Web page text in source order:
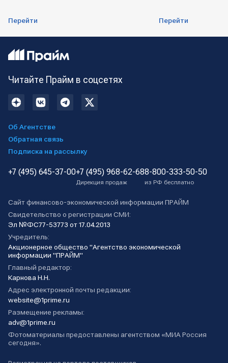
Перейти Перейти
Читайте Прайм в соцсетях
Об Агентстве
Обратная связь
Подписка на рассылку
+7 (495) 645-37-00+7 (495) 968-62-68
Дирекция продаж
8-800-333-50-50
из РФ бесплатно
Сайт финансово-экономической информации ПРАЙМ
Свидетельство о регистрации СМИ:
Эл №ФС77-53773 от 17.04.2013
Учредитель:
Акционерное общество "Агентство экономической
информации "ПРАЙМ"
Главный редактор:
Карнова Н.Н.
Адрес электронной почты редакции:
website@1prime.ru
Размещение рекламы:
adv@1prime.ru
Фотоматериалы предоставлены агентством «МИА Россия
сегодня».